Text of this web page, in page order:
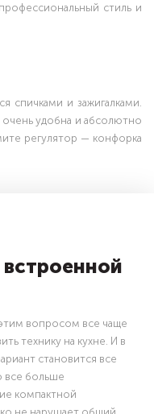
стиль и
спичками и зажигалками.
удобна и абсолютно
регулятор — конфорка
вопросом все чаще
технику на кухне. И в
становится все
все больше
компактной